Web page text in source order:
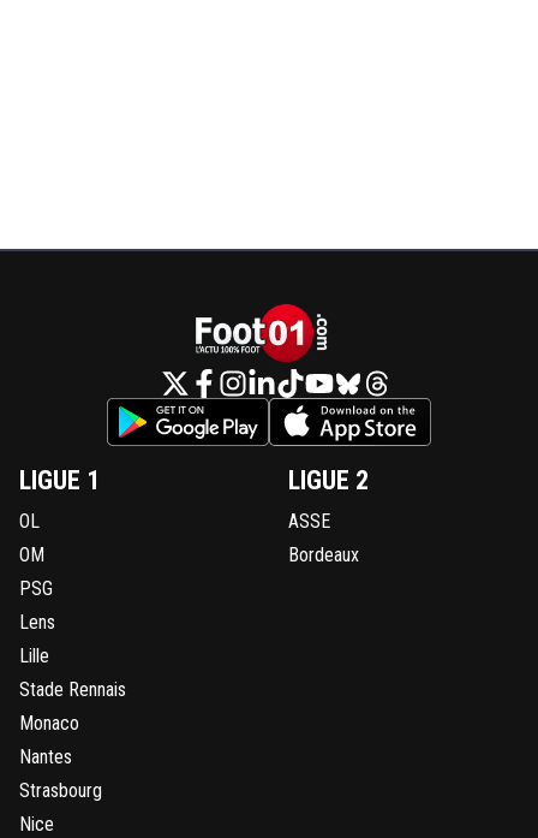
LIGUE 1
OL
OM
PSG
Lens
Lille
Stade Rennais
Monaco
Nantes
Strasbourg
Nice
LIGUE 2
ASSE
Bordeaux